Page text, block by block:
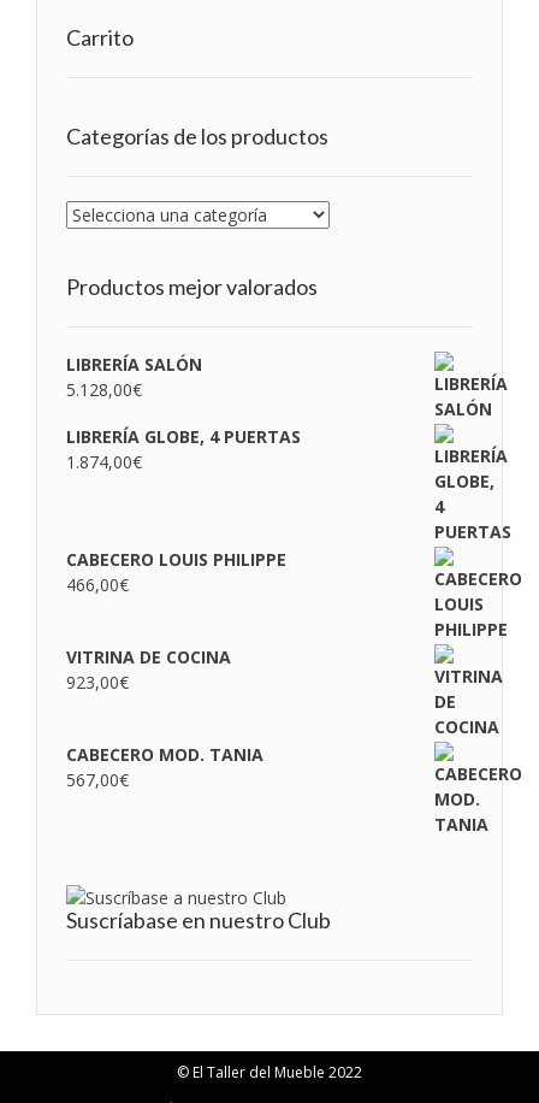
Carrito
Categorías de los productos
Productos mejor valorados
LIBRERÍA SALÓN
5.128,00€
LIBRERÍA GLOBE, 4 PUERTAS
1.874,00€
CABECERO LOUIS PHILIPPE
466,00€
VITRINA DE COCINA
923,00€
CABECERO MOD. TANIA
567,00€
Suscríabase en nuestro Club
© El Taller del Mueble 2022